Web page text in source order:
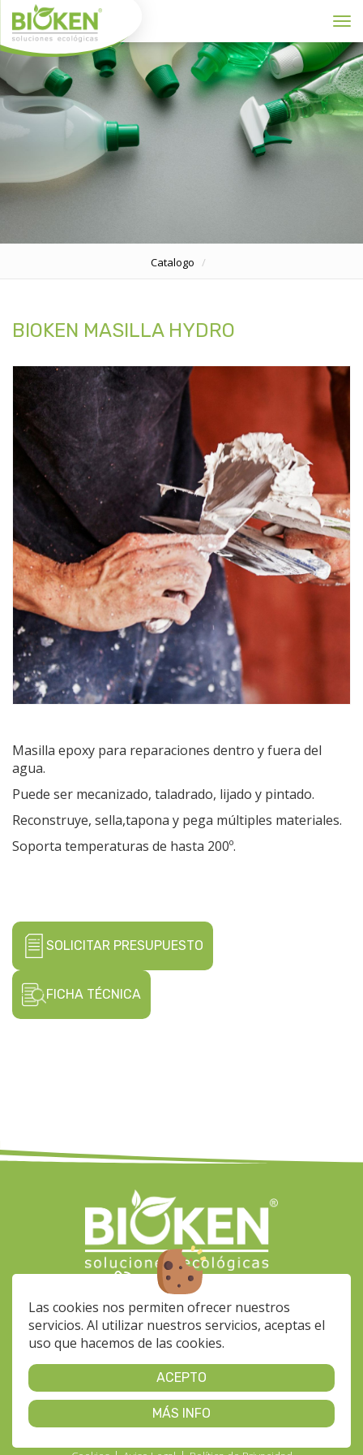
Las cookies nos permiten ofrecer nuestros
servicios. Al utilizar nuestros servicios, aceptas el
uso que hacemos de las cookies.
ACEPTO
MÁS INFO
Catalogo
BIOKEN MASILLA HYDRO
Masilla epoxy para reparaciones dentro y fuera del
agua.
Puede ser mecanizado, taladrado, lijado y pintado.
Reconstruye, sella,tapona y pega múltiples materiales.
Soporta temperaturas de hasta 200º.
SOLICITAR PRESUPUESTO
FICHA TÉCNICA
(+34) 928 564 033
bioken@klinerprofesional.com
Calle Fragua, 37 Nave 35
35118 - Pol. Ind. Arinaga
De Lunes a Viernes de 7 a
15h